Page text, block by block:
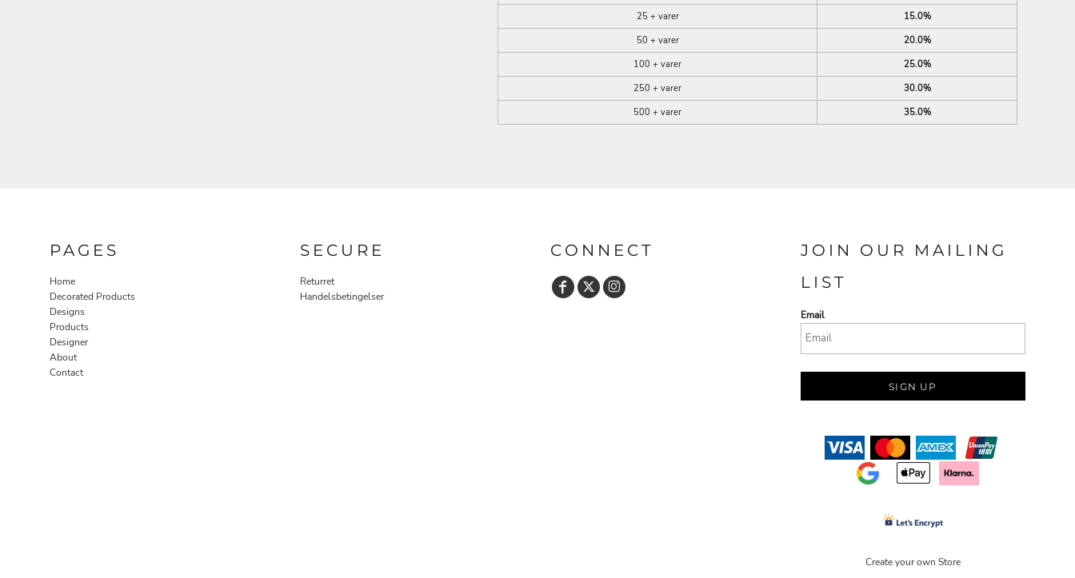
25 + varer
15.0%
50 + varer
20.0%
100 + varer
25.0%
250 + varer
30.0%
500 + varer
35.0%
PAGES
Home
Decorated Products
Designs
Products
Designer
About
Contact
SECURE
Returret
Handelsbetingelser
CONNECT
JOIN OUR MAILING
LIST
Email
SIGN UP
Create your own Store